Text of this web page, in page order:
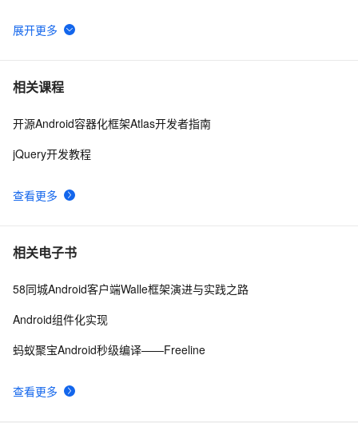
6 Android--简单的画画板实例代码
7 Android事件分发详解(五)——Touch事件传递验证
8 Android Socket与服务器通信通用Demo
相关课程
查看更多
开源Android容器化框架Atlas开发者指南
jQuery开发教程
相关电子书
查看更多
58同城Android客户端Walle框架演进与实践之路
Android组件化实现
蚂蚁聚宝Android秒级编译——Freeline